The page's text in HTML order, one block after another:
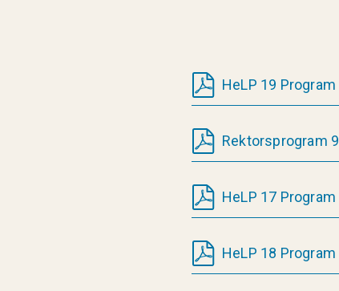
HeLP 19 Program
Rektorsprogram 9
HeLP 17 Program
HeLP 18 Program